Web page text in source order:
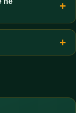
ve gerekirse
hatları